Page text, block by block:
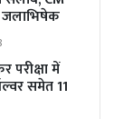
जलाभिषेक
में
समेत 11